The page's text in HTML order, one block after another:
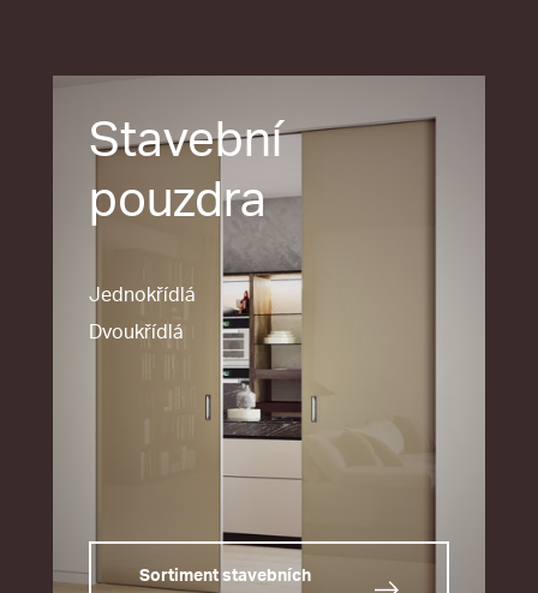
Stavební
pouzdra
Jednokřídlá
Dvoukřídlá
Sortiment stavebních